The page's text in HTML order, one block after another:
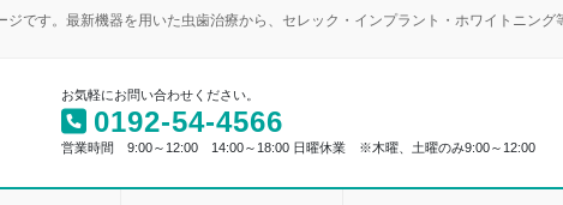
です。最新機器を用いた虫歯治療から、セレック・インプラント・ホワイトニン
お気軽にお問い合わせください。
0192-54-4566
営業時間 9:00～12:00 14:00～18:00 日曜休業 ※木曜、土曜のみ9:00～12:00